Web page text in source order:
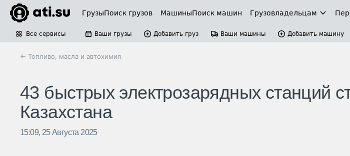
ГрузыПоиск грузов МашиныПоиск машин Грузовладельцам
Все сервисы Ваши грузы Добавить груз Ваши машины Добавить машину
← Топливо, масла и автохимия
43 быстрых электрозарядных станций
Казахстана
15:09, 25 Августа 2025